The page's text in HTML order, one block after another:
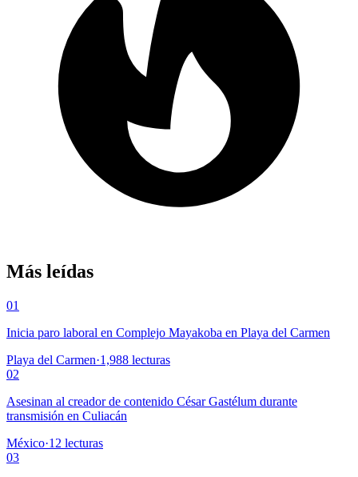
Más leídas
01
Inicia paro laboral en Complejo Mayakoba en Playa del Carmen
Playa del Carmen·1,988 lecturas
02
Asesinan al creador de contenido César Gastélum durante
transmisión en Culiacán
México·12 lecturas
03